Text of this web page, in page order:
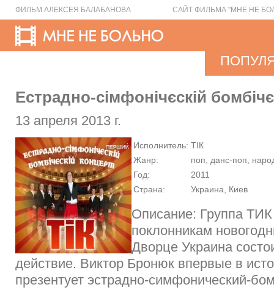
ФИЛЬМ АЛЕКСЕЯ БАЛАБАНОВА САЙТ ФИЛЬМА "МНЕ НЕ
Естрадно-сімфонічєскій
13 апреля 2013 г.
Исполнитель: ТІК
Жанр:
поп, данс-поп,
Год:
2011
Страна:
Украина, Киев
Описание: Группа ТИК
поклонникам
Дворце Украина
действие. Виктор Бронюк впервые в
презентует эстрадно-симфонический-